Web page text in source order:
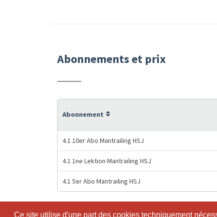
Ce site utilise d'une part des cookies techniquement
Ce site utilise d'une part des cookies techniquement
Abonnements et prix
Abonnement
4.1 10er Abo Mantrailing HSJ
4.1 1ne Lektion Mantrailing HSJ
4.1 5er Abo Mantrailing HSJ